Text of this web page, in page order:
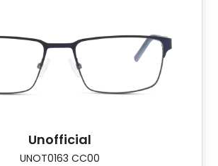
Unofficial
UNOT0163 CC00